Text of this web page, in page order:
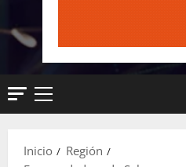
Menú
Inicio
Región